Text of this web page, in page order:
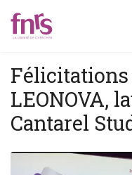
LEONOVA,
Cantarel